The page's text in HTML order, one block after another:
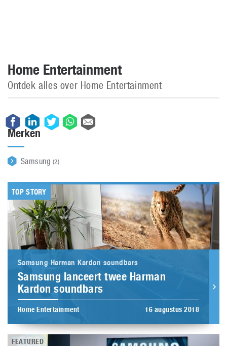
Home Entertainment
Ontdek alles over Home Entertainment
Merken
Samsung (2)
TOP STORY
Samsung Harman Kardon soundbars
Samsung lanceert twee Harman
Kardon soundbars
Home Entertainment 16 augustus 2018
FEATURED